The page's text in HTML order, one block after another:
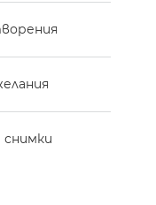
снимки